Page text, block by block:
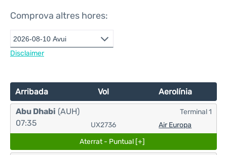
Comprova altres hores:
Disclaimer
Arribada Vol Aerolínia
Abu Dhabi (AUH)
07:35
UX2736 Air Europa
Terminal 1
Aterrat - Puntual [+]